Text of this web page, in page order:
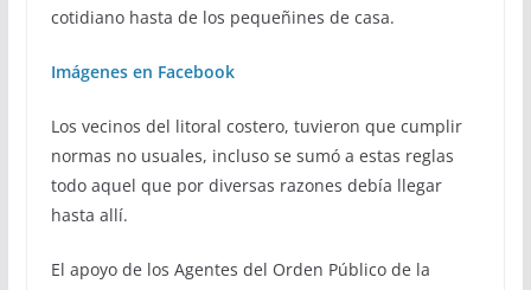
cotidiano hasta de los pequeñines de casa.
Imágenes en Facebook
Los vecinos del litoral costero, tuvieron que cumplir
normas no usuales, incluso se sumó a estas reglas
todo aquel que por diversas razones debía llegar
hasta allí.
El apoyo de los Agentes del Orden Público de la